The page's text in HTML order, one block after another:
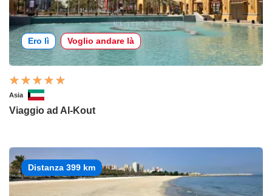
Ero lì Voglio andare là
Asia
Viaggio ad Al-Kout
Distanza 399 km